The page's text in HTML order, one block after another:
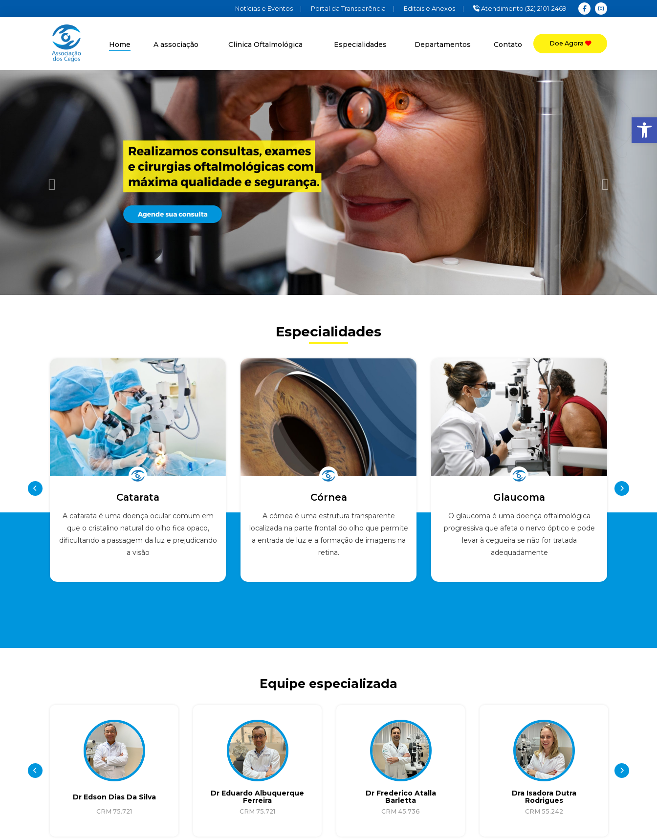
Notícias e Eventos | Portal da Transparência | Editais e Anexos | Atendimento (32) 2101-2469
Home A associação Clinica Oftalmológica Especialidades Departamentos Contato Doe Agora
Previous
Especialidades
Catarata
A catarata é uma doença ocular comum em
que o cristalino natural do olho fica opaco,
dificultando a passagem da luz e prejudicando
a visão
Córnea
A córnea é uma estrutura transparente
localizada na parte frontal do olho que permite
a entrada de luz e a formação de imagens na
retina.
Glaucoma
O glaucoma é uma doença oftalmológica
progressiva que afeta o nervo óptico e pode
levar à cegueira se não for tratada
adequadamente
Equipe especializada
Dr Edson Dias Da Silva
CRM 75.721
Dr Eduardo Albuquerque
Ferreira
CRM 75.721
Dr Frederico Atalla
Barletta
CRM 45.736
Dra Isadora Dutra
Rodrigues
CRM 55.242